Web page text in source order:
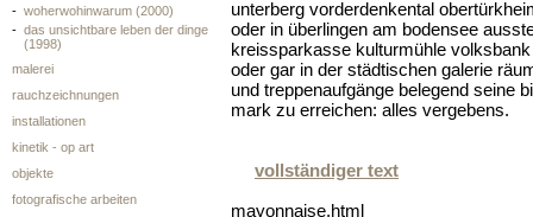
- woherwohinwarum (2000)
- das unsichtbare leben der dinge
(1998)
malerei
rauchzeichnungen
installationen
kinetik - op art
objekte
fotografische arbeiten
unterberg vorderdenkental
oder in überlingen am bodensee
kreissparkasse kulturmühle
oder gar in der städtischen galerie
und treppenaufgänge belegend seine
mark zu erreichen: alles vergebens.
vollständiger text
mayonnaise.html